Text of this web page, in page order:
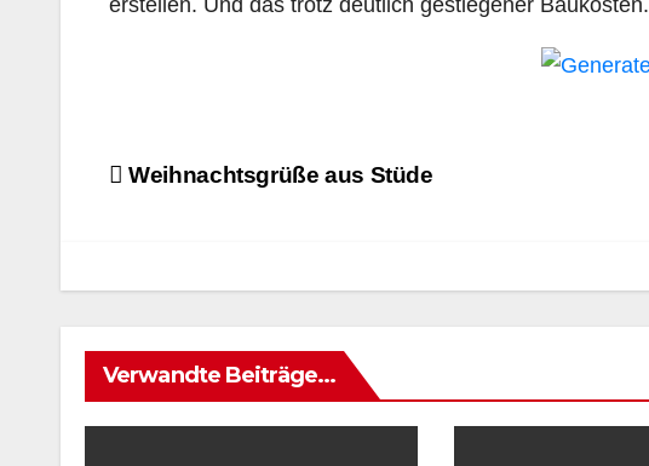
Beitrags-
Weihnachtsgrüße aus Stüde
Verwandte Beiträge...